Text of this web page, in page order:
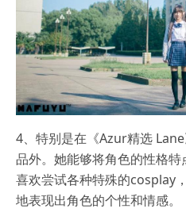
4、特别是在《Azur精选
品外。她能够将角色的性格
喜欢尝试各种特殊的cosplay
地表现出角色的个性和情感。